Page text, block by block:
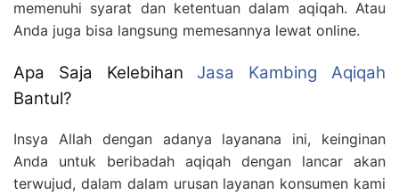
memenuhi syarat dan ketentuan dalam aqiqah. Atau
Anda juga bisa langsung memesannya lewat online.
Apa Saja Kelebihan Jasa Kambing Aqiqah
Bantul?
Insya Allah dengan adanya layanana ini, keinginan
Anda untuk beribadah aqiqah dengan lancar akan
terwujud, dalam dalam urusan layanan konsumen kami